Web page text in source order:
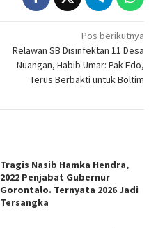
Pos berikutnya
Relawan SB Disinfektan 11 Desa
Nuangan, Habib Umar: Pak Edo,
Terus Berbakti untuk Boltim
Tragis Nasib Hamka Hendra,
2022 Penjabat Gubernur
Gorontalo. Ternyata 2026 Jadi
Tersangka